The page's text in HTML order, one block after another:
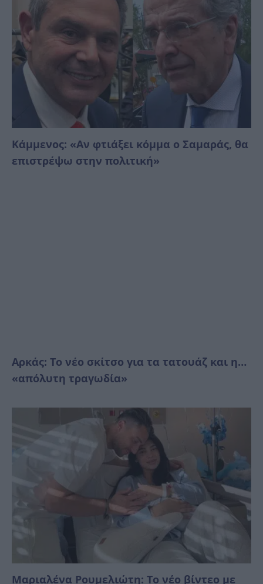
Κάμμενος: «Αν φτιάξει κόμμα ο Σαμαράς, θα
επιστρέψω στην πολιτική»
Αρκάς: Το νέο σκίτσο για τα τατουάζ και η…
«απόλυτη τραγωδία»
Μαριαλένα Ρουμελιώτη: Το νέο βίντεο με